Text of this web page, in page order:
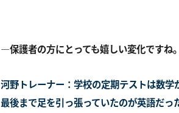
―保護者の方にとっても嬉しい変化ですね
河野トレーナー：学校の定期テストは数
最後まで足を引っ張っていたのが英語だ